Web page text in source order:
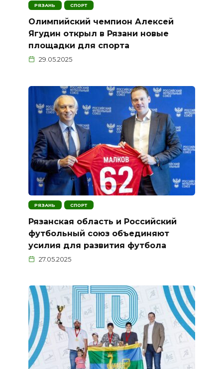
РЯЗАНЬ СПОРТ
Олимпийский чемпион Алексей
Ягудин открыл в Рязани новые
площадки для спорта
29.05.2025
РЯЗАНЬ СПОРТ
Рязанская область и Российский
футбольный союз объединяют
усилия для развития футбола
27.05.2025